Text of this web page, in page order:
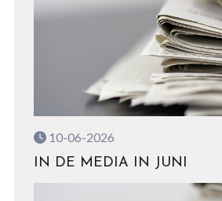
10-06-2026
IN DE MEDIA IN JUNI